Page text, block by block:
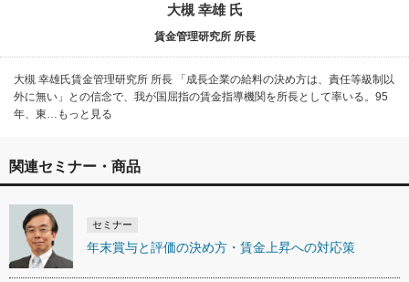
大槻 幸雄 氏
賃金管理研究所 所長
大槻 幸雄氏賃金管理研究所 所長 「成長企業の給料の決め方は、責任等級制以
外に無い」との信念で、我が国屈指の賃金指導機関を所長として率いる。95
年、東…もっと見る
関連セミナー・商品
セミナー
年末賞与と評価の決め方・賃金上昇への対応策